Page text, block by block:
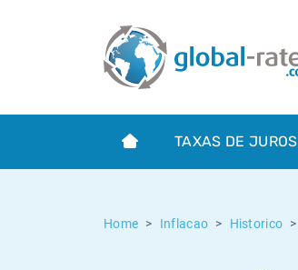
TAXAS DE JUROS
Home Inflacao Historico
Term SOFR
O que é a inflação do IPC?
O que é a inflação do IHPC?
Taxas Euribor históricas
Taxas ESTER históricas
Calculadora de inflação